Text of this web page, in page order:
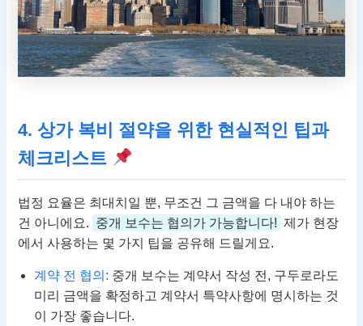
4. 상가 복비 절약을 위한 현실적인 팁과
체크리스트
법정 요율은 최대치일 뿐, 무조건 그 금액을 다 내야 하는
건 아니에요. 중개 보수는 협의가 가능합니다! 제가 현장
에서 사용하는 몇 가지 팁을 공유해 드릴게요.
계약 전 협의: 중개 보수는 계약서 작성 전, 구두로라도
미리 금액을 확정하고 계약서 특약사항에 명시하는 것
이 가장 좋습니다.